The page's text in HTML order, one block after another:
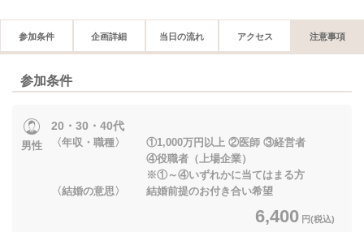
参加条件 企画詳細 当日の流れ アクセス 注意事項
参加条件
男性
20・30・40代
〈年収・職種〉 ①1,000万円以上 ②医師 ③経営者
④役職者（上場企業）
※①～④いずれかに当てはまる方
〈結婚の意思〉 結婚前提のお付き合い希望
6,400 円(税込)